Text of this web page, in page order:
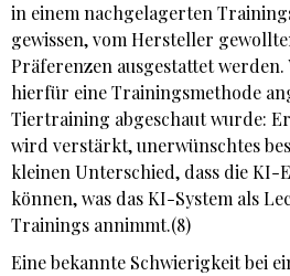
in einem nachgelagerten
gewissen, vom Hersteller
Präferenzen ausgestattet
hierfür eine Trainingsmethode
Tiertraining abgeschaut wurde:
wird verstärkt, unerwünschtes
kleinen Unterschied, dass die KI-
können, was das KI-System als
Trainings annimmt.(8)
Eine bekannte Schwierigkeit bei